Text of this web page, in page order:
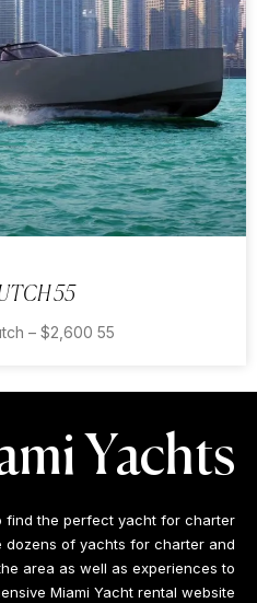
55
55 pies – Vandutch – $2,600
Yachts
find the perfect yacht for charter
dozens of yachts for charter and
area as well as experiences to
Miami Yacht rental website.